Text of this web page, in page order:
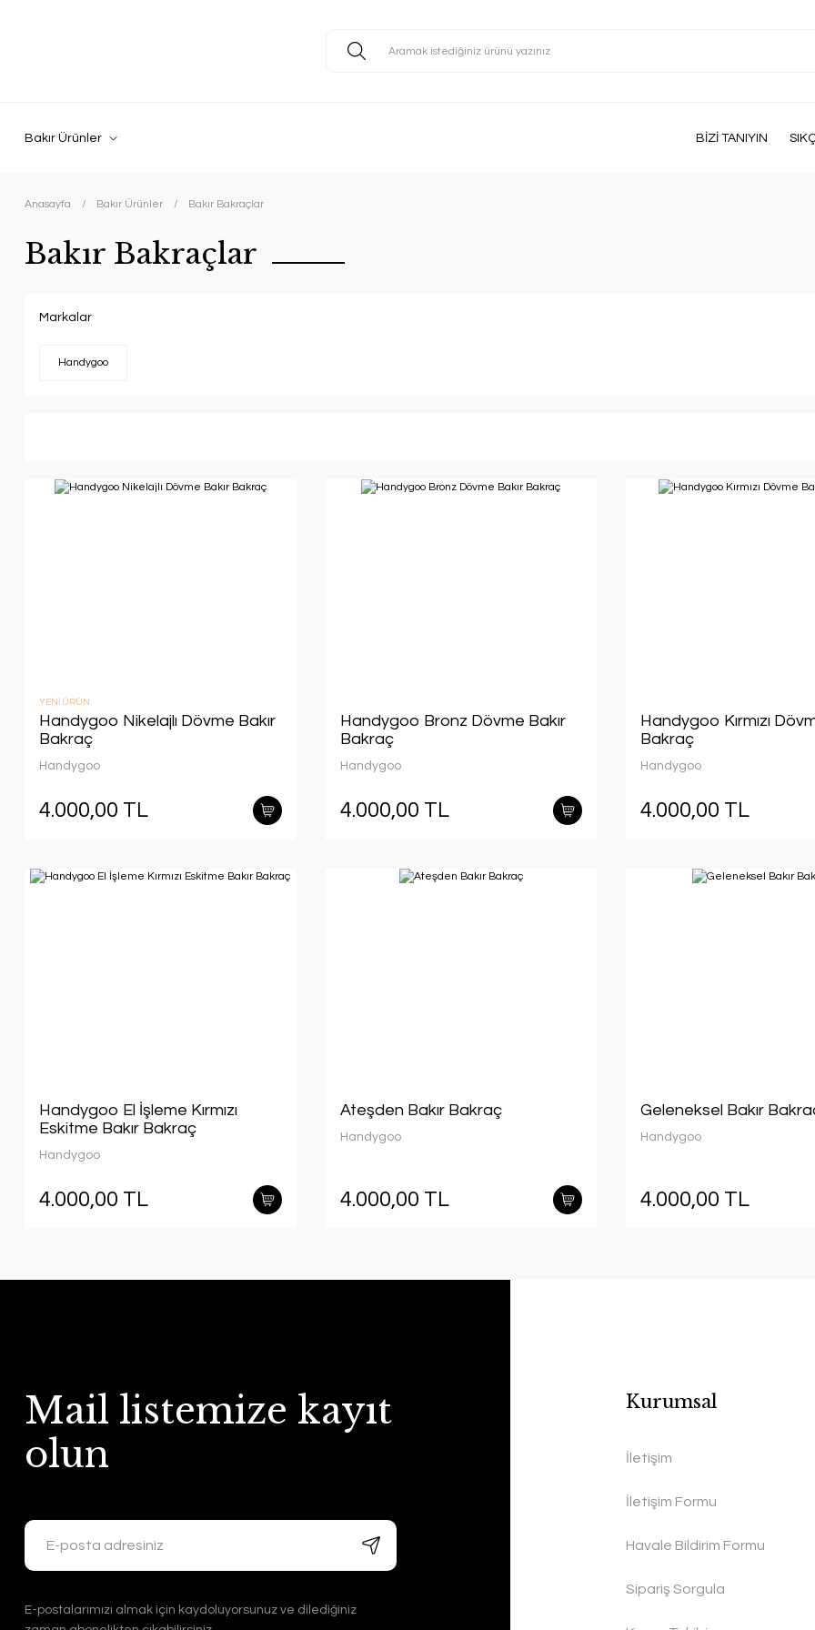
Bakır Ürünler BİZİ TANIYIN
Anasayfa Bakır Ürünler Bakır Bakraçlar
Bakır Bakraçlar
Markalar
Handygoo
YENİ ÜRÜN
Handygoo Nikelajlı Dövme Bakır
Bakraç
Handygoo
4.000,00 TL
Handygoo Bronz Dövme Bakır
Bakraç
Handygoo
4.000,00 TL
Handygoo Kırmızı
Bakraç
Handygoo
4.000,00 TL
Handygoo El İşleme Kırmızı
Eskitme Bakır Bakraç
Handygoo
4.000,00 TL
Ateşden Bakır Bakraç
Handygoo
4.000,00 TL
Geleneksel Bakır
Handygoo
4.000,00 TL
Mail listemize kayıt
olun
E-postalarımızı almak için kaydoluyorsunuz ve dilediğiniz
Kurumsal
İletişim
İletişim Formu
Havale Bildirim Formu
Sipariş Sorgula